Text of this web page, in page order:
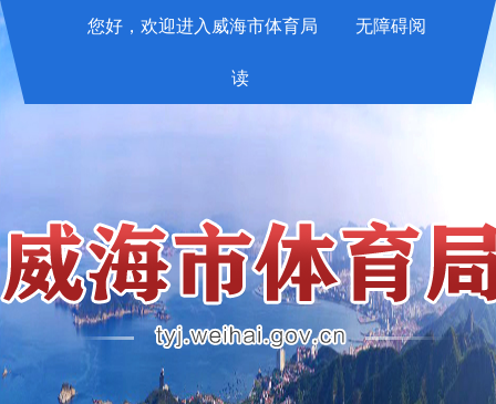
您好，欢迎进入威海市体育局 无障碍阅
读